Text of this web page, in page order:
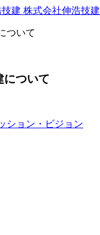
株式会社伸浩技建
ついて
について
ション・ビジョン